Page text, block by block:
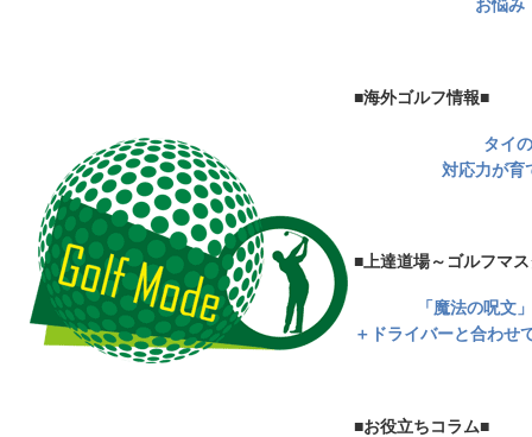
お悩み
■海外ゴルフ情報■
タイ
対応力が育
■上達道場～ゴルフマ
「魔法の呪文
＋ドライバーと合わせ
■お役立ちコラム■